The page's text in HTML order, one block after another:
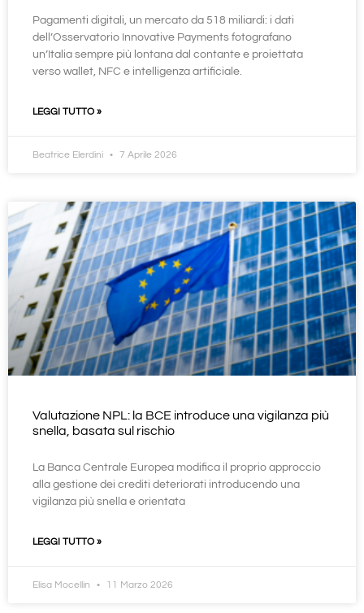
Pagamenti digitali, un mercato da 518 miliardi: i dati
dell’Osservatorio Innovative Payments fotografano
un’Italia sempre più lontana dal contante e proiettata
verso wallet, NFC e intelligenza artificiale.
LEGGI TUTTO »
Beatrice Elerdini 7 Aprile 2026
Valutazione NPL: la BCE introduce una vigilanza più
snella, basata sul rischio
La Banca Centrale Europea modifica il proprio approccio
alla gestione dei crediti deteriorati introducendo una
vigilanza più snella e orientata
LEGGI TUTTO »
Elisa Mocellin 11 Marzo 2026